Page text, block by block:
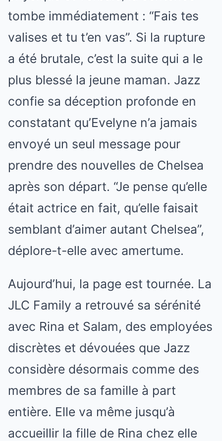
tombe immédiatement : “Fais tes
valises et tu t’en vas”. Si la rupture
a été brutale, c’est la suite qui a le
plus blessé la jeune maman. Jazz
confie sa déception profonde en
constatant qu’Evelyne n’a jamais
envoyé un seul message pour
prendre des nouvelles de Chelsea
après son départ. “Je pense qu’elle
était actrice en fait, qu’elle faisait
semblant d’aimer autant Chelsea”,
déplore-t-elle avec amertume.
Aujourd’hui, la page est tournée. La
JLC Family a retrouvé sa sérénité
avec Rina et Salam, des employées
discrètes et dévouées que Jazz
considère désormais comme des
membres de sa famille à part
entière. Elle va même jusqu’à
accueillir la fille de Rina chez elle